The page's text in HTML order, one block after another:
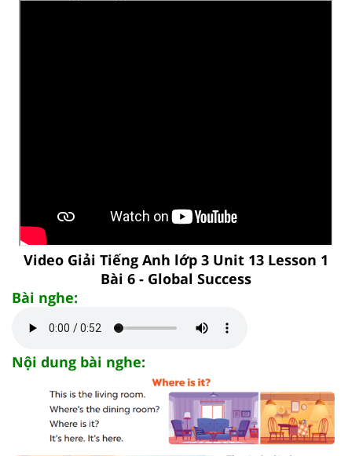
Video Giải Tiếng Anh lớp 3 Unit 13 Lesson 1
Bài 6 - Global Success
Bài nghe:
Nội dung bài nghe: